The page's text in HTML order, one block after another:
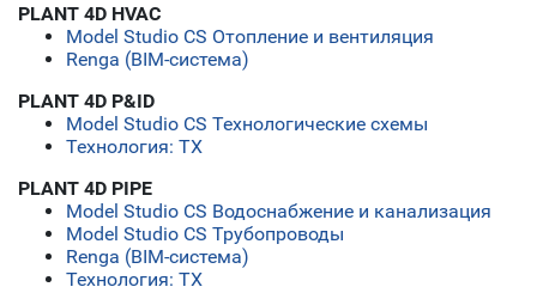
PLANT 4D HVAC
Model Studio CS Отопление и вентиляция
Renga (BIM-система)
PLANT 4D P&ID
Model Studio CS Технологические схемы
Технология: ТХ
PLANT 4D PIPE
Model Studio CS Водоснабжение и канализация
Model Studio CS Трубопроводы
Renga (BIM-система)
Технология: ТХ